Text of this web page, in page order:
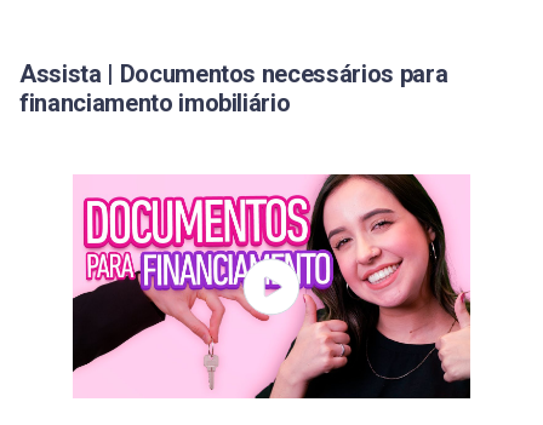
Assista | Documentos necessários para
financiamento imobiliário